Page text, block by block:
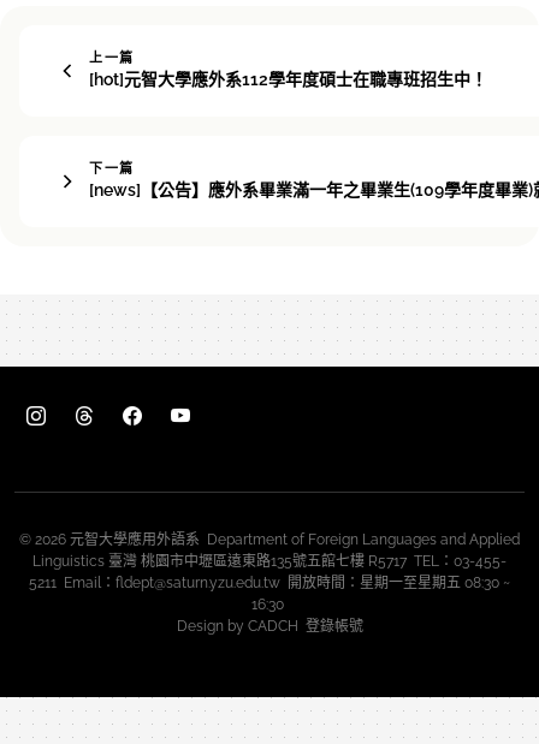
上一篇
[hot]元智大學應外系112學年度碩士在職專班招生中！
下一篇
[news]【公告】應外系畢業滿一年之畢業生(109學年度畢業)
© 2026 元智大學應用外語系 Department of Foreign Languages and Applied
Linguistics 臺灣 桃園市中壢區遠東路135號五館七樓 R5717 TEL：03-455-
5211 Email：fldept@saturn.yzu.edu.tw 開放時間：星期一至星期五 08:30 ~
16:30
Design by CADCH 登錄帳號